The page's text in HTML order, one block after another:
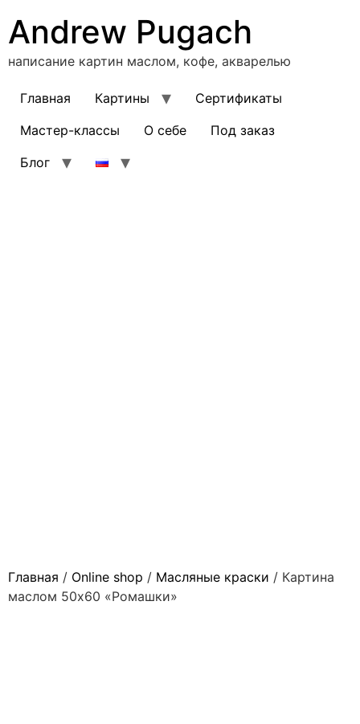
содержимому
Andrew Pugach
написание картин маслом, кофе, акварелью
Главная Картины
Сертификаты
Мастер-классы
О себе
Под заказ
Блог
Главная / Online shop / Масляные краски / Картина
маслом 50х60 «Ромашки»